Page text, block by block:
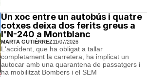
Un xoc entre un autobús i quatre
cotxes deixa dos ferits greus a
l'N-240 a Montblanc
MARTA GUTIÉRREZ11/07/2026
L'accident, que ha obligat a tallar
completament la carretera, ha implicat un
autocar amb una quarantena de passatgers i
ha mobilitzat Bombers i el SEM